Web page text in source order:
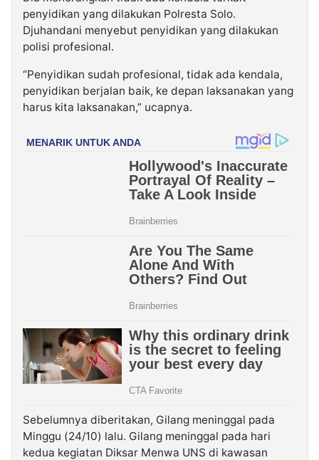
penyidikan yang dilakukan Polresta Solo.
Djuhandani menyebut penyidikan yang dilakukan
polisi profesional.
“Penyidikan sudah profesional, tidak ada kendala,
penyidikan berjalan baik, ke depan laksanakan yang
harus kita laksanakan,” ucapnya.
Sebelumnya diberitakan, Gilang meninggal pada
Minggu (24/10) lalu. Gilang meninggal pada hari
kedua kegiatan Diksar Menwa UNS di kawasan